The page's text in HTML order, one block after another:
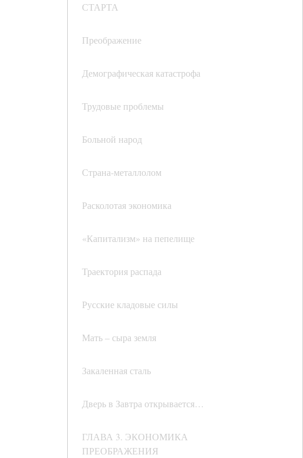
СТАРТА
Преображение
Демографическая катастрофа
Трудовые проблемы
Больной народ
Страна-металлолом
Расколотая экономика
«Капитализм» на пепелище
Траектория распада
Русские кладовые силы
Мать – сыра земля
Закаленная сталь
Дверь в Завтра открывается…
ГЛАВА 3. ЭКОНОМИКА
ПРЕОБРАЖЕНИЯ